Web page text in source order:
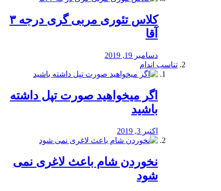
کلاس تئوری مربی گری درجه ۳
آقا
دسامبر 19, 2019
تناسب اندام
اگر میخواهید صورت تپل داشته
باشید
اکتبر 3, 2019
نخوردن شام باعث لاغری نمی
‌شود